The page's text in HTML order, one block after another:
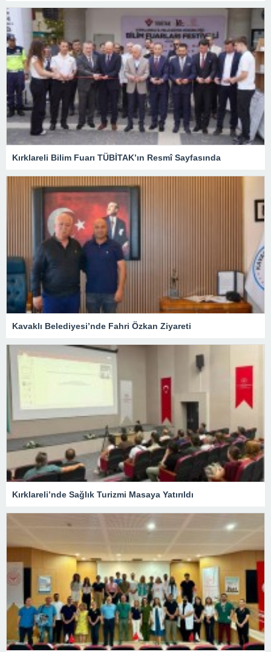
Kırklareli Bilim Fuarı TÜBİTAK’ın Resmî Sayfasında
Kavaklı Belediyesi’nde Fahri Özkan Ziyareti
Kırklareli’nde Sağlık Turizmi Masaya Yatırıldı